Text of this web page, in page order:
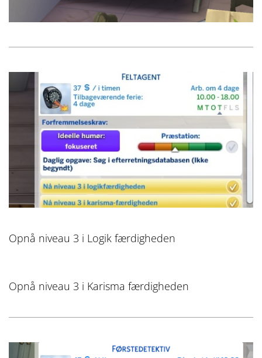
Opnå niveau 3 i Logik færdigheden
Opnå niveau 3 i Karisma færdigheden